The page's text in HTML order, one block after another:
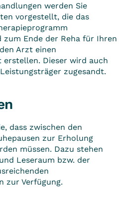
werden Sie
vorgestellt, die das
zum Ende der Reha für Ihren
Arzt einen
erstellen. Dieser wird auch
zugesandt.
dass zwischen den
zur Erholung
müssen. Dazu stehen
Leseraum bzw. der
zur Verfügung.